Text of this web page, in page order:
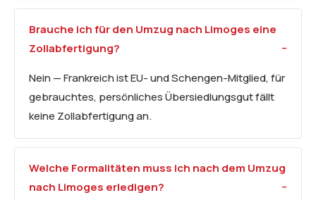
Brauche ich für den Umzug nach Limoges eine
Zollabfertigung?
Nein — Frankreich ist EU- und Schengen-Mitglied, für
gebrauchtes, persönliches Übersiedlungsgut fällt
keine Zollabfertigung an.
Welche Formalitäten muss ich nach dem Umzug
nach Limoges erledigen?